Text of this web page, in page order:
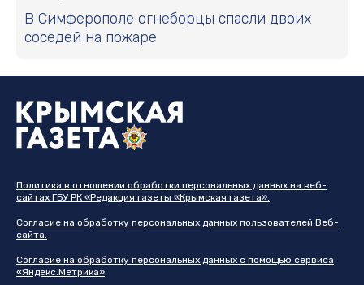
В Крыму снизились цены на бензин и
дизель: сколько стоит топливо
31 июля 2026, 15:53
С 4 августа ужесточают правила провоза
бензина и дизеля через Крымский мост: что
нужно знать
04 августа 2026, 10:20
перестал принимать новые заказы в Крым
04 августа 2026, 11:26